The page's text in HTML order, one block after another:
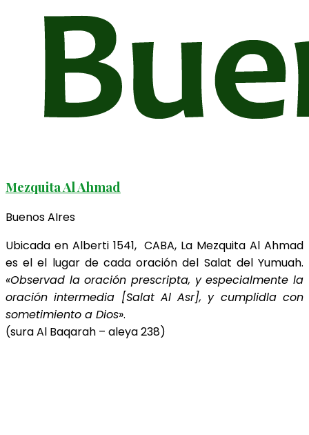
Mezquita Al Ahmad
Buenos AIres
Ubicada en Alberti 1541, CABA, La Mezquita Al Ahmad
es el el lugar de cada oración del Salat del Yumuah.
«Observad la oración prescripta, y especialmente la
oración intermedia [Salat Al Asr], y cumplidla con
sometimiento a Dios».
(sura Al Baqarah – aleya 238)